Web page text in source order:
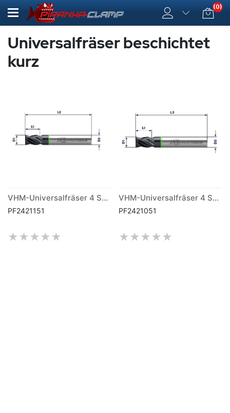
(0)
Universalfräser beschichtet
kurz
VHM-Universalfräser 4 Schneiden beschichtet kurz mit Fase
PF2421151
VHM-Universalfräser 4 Schneiden beschichtet kurz scharfkantig
PF2421051